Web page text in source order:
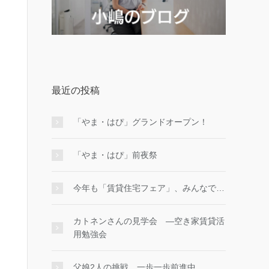
最近の投稿
「やま・はぴ」グランドオープン！
「やま・はぴ」前夜祭
今年も「賃貸住宅フェア」、みんなで…
カトネンさんの見学会 ―空き家賃貸活
用勉強会
父娘2人の挑戦、一歩一歩前進中